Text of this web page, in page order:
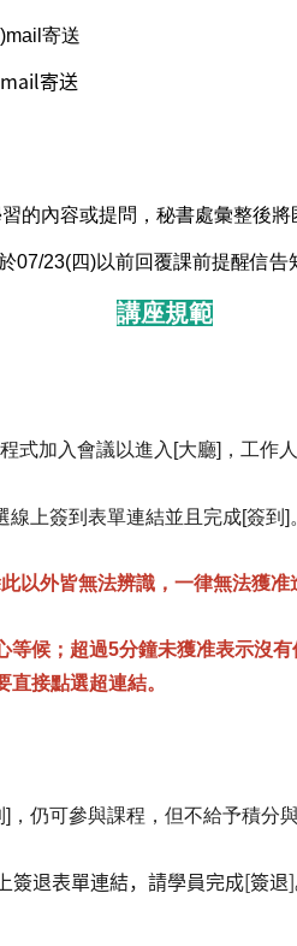
mail寄送
寄送
的內容或提問，秘書處彙整後將
07/23(四)以前回覆課前提醒信告
講座規範
式加入會議以進入[大廳]，工作
上簽到表單連結並且完成[簽到]
以外皆無法辨識， 一律無法獲准
等候 ； 超過5分鐘未獲准表示沒
直接點選超連結。
仍可參與課程，但不給予積分與
簽退表單連結，請學員完成[簽